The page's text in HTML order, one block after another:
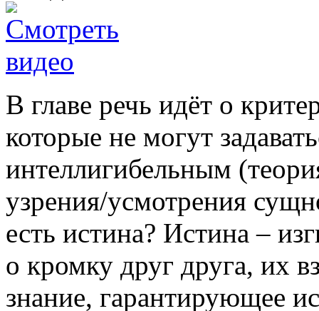
В главе речь идёт о
которые не могут
интеллигибельным
узрения/усмотрения
есть истина? Истина –
о кромку друг друга, их
знание, гарантирующее